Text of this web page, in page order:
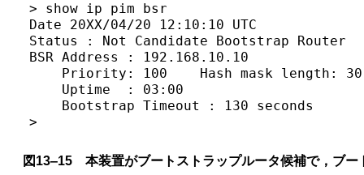
> show ip pim bsr
Date 20XX/04/20 12:10:10 UTC
Status : Not Candidate Bootstrap Router
BSR Address : 192.168.10.10
    Priority: 100    Hash mask length: 30
    Uptime  : 03:00
    Bootstrap Timeout : 130 seconds
>
図13‒15 本装置がブートストラップルータ候補で，ブー